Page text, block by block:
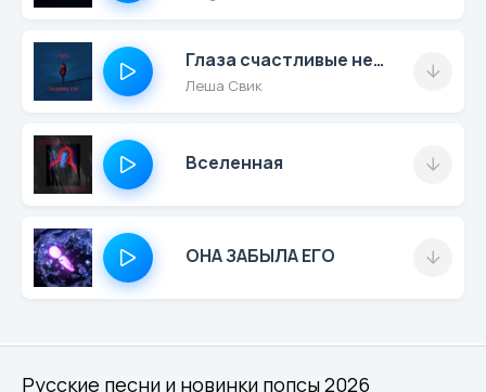
Русские песни и новинки попсы 2026
Глаза счастливые не врут
Леша Свик
Вселенная
ОНА ЗАБЫЛА ЕГО